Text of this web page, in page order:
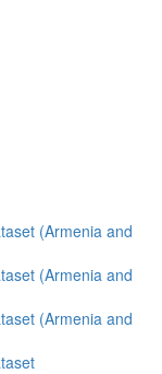
(Armenia and
(Armenia and
(Armenia and